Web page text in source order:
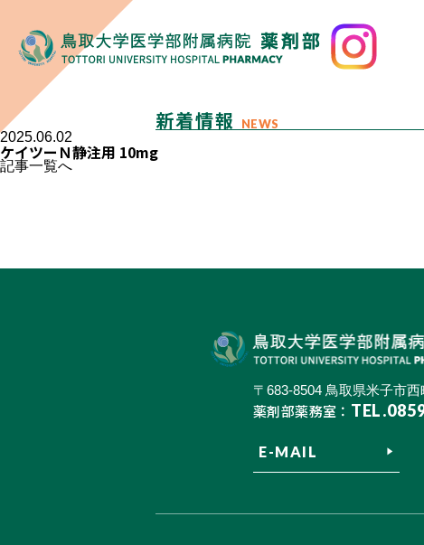
新着情報 NEWS
2025.06.02
ケイツーＮ静注用 10mg
記事一覧へ
〒683-8504 鳥取県米子市西
薬剤部薬務室：
E-MAIL